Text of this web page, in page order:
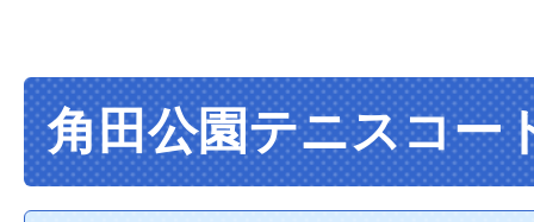
角田公園テニスコー